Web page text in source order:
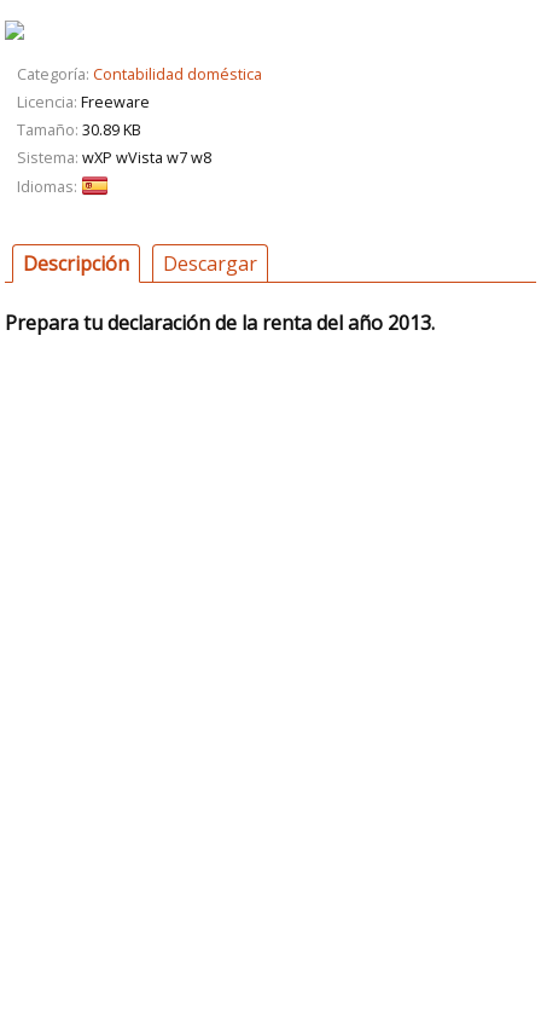
Categoría: Contabilidad doméstica
Licencia: Freeware
Tamaño: 30.89 KB
Sistema: wXP wVista w7 w8
Idiomas:
Descripción Descargar
Prepara tu declaración de la renta del año 2013.